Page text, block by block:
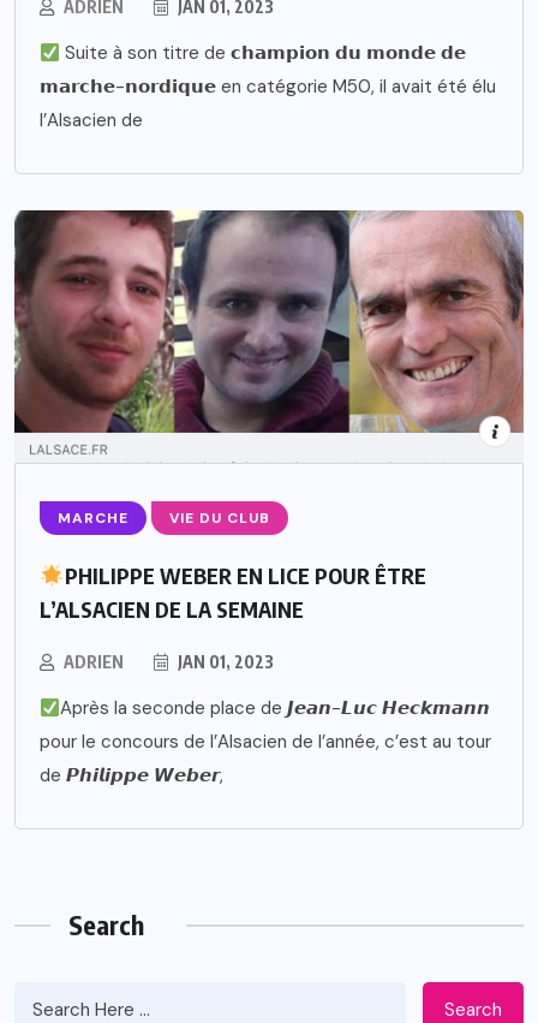
ADRIEN JAN 01, 2023
Suite à son titre de 𝗰𝗵𝗮𝗺𝗽𝗶𝗼𝗻 𝗱𝘂 𝗺𝗼𝗻𝗱𝗲 𝗱𝗲
𝗺𝗮𝗿𝗰𝗵𝗲-𝗻𝗼𝗿𝗱𝗶𝗾𝘂𝗲 en catégorie M50, il avait été élu
l’Alsacien de
MARCHE VIE DU CLUB
PHILIPPE WEBER EN LICE POUR ÊTRE
L’ALSACIEN DE LA SEMAINE
ADRIEN JAN 01, 2023
Après la seconde place de 𝙅𝙚𝙖𝙣-𝙇𝙪𝙘 𝙃𝙚𝙘𝙠𝙢𝙖𝙣𝙣
pour le concours de l’Alsacien de l’année, c’est au tour
de 𝙋𝙝𝙞𝙡𝙞𝙥𝙥𝙚 𝙒𝙚𝙗𝙚𝙧,
Search
Search